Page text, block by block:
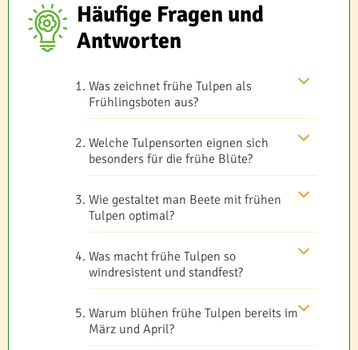
Häufige Fragen und
Antworten
Was zeichnet frühe Tulpen als
Frühlingsboten aus?
Welche Tulpensorten eignen sich
besonders für die frühe Blüte?
Wie gestaltet man Beete mit frühen
Tulpen optimal?
Was macht frühe Tulpen so
windresistent und standfest?
Warum blühen frühe Tulpen bereits im
März und April?